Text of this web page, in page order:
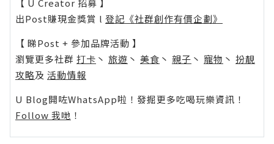
【 U Creator 招募 】
出Post賺現金獎賞 l 登記《社群創作有價企劃》
【 睇Post + 參加品牌活動 】
瀏覽更多社群 打卡 丶 旅遊 丶 美食 丶 親子 丶 寵物 丶 扮靚
攻略及 活動情報
U Blog開咗WhatsApp啦！發掘更多吃喝玩樂資訊！
Follow 我哋 ！